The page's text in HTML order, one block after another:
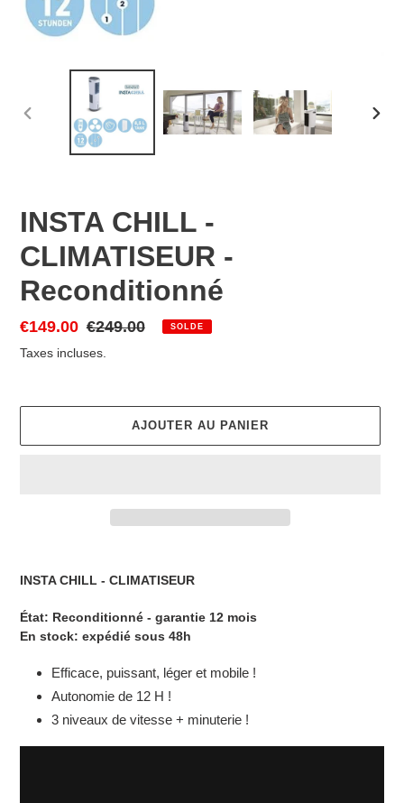
DIAPOSITIVE
PRÉCÉDENTE
INSTA CHILL -
CLIMATISEUR -
Reconditionné
Prix
réduit
€149.00 Prix
normal
€249.00 SOLDE
Taxes incluses.
AJOUTER AU PANIER
à
votre
INSTA CHILL - CLIMATISEUR
État: Reconditionné - garantie 12 mois
En stock: expédié sous 48h
Efficace, puissant, léger et mobile !
Autonomie de 12 H !
3 niveaux de vitesse + minuterie !